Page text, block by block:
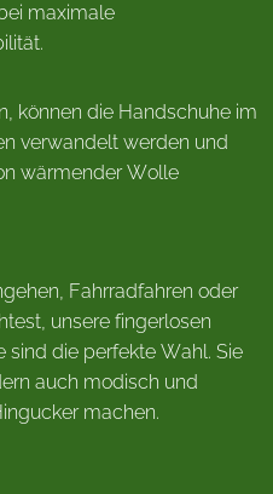
maximale
können die Handschuhe im
verwandelt werden und
wärmender Wolle
Fahrradfahren oder
unsere fingerlosen
die perfekte Wahl. Sie
auch modisch und
machen.